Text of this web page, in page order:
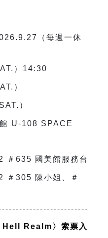
（每週一休
）14:30
）
）
U-108 SPACE
＃635 國美館服務台
＃305 陳小姐、＃
Hell Realm 〉索票入